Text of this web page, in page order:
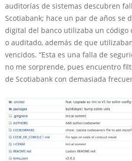
auditorías de sistemas descubren
Scotiabank; hace un par de años se
digital del banco utilizaba un código
o auditado, además de que
vencidos. “Esta es una falla de
no me sorprende, pues encuentro
de Scotiabank con demasiada